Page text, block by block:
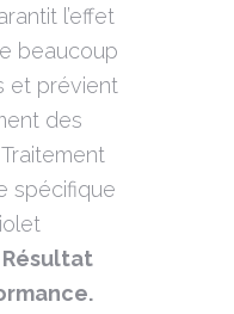
l’effet
beaucoup
et prévient
des
spécifique
Résultat